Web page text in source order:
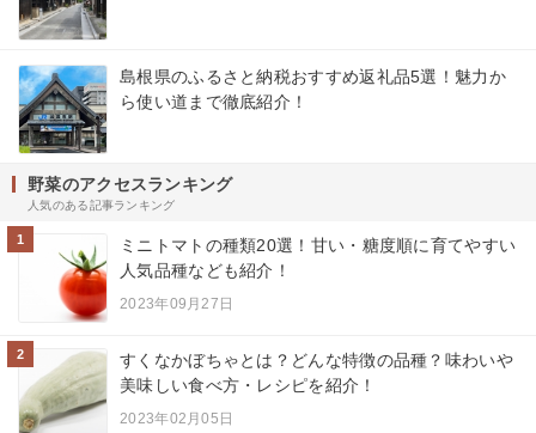
島根県のふるさと納税おすすめ返礼品5選！魅力か
ら使い道まで徹底紹介！
野菜のアクセスランキング
人気のある記事ランキング
1
ミニトマトの種類20選！甘い・糖度順に育てやすい
人気品種なども紹介！
2023年09月27日
2
すくなかぼちゃとは？どんな特徴の品種？味わいや
美味しい食べ方・レシピを紹介！
2023年02月05日